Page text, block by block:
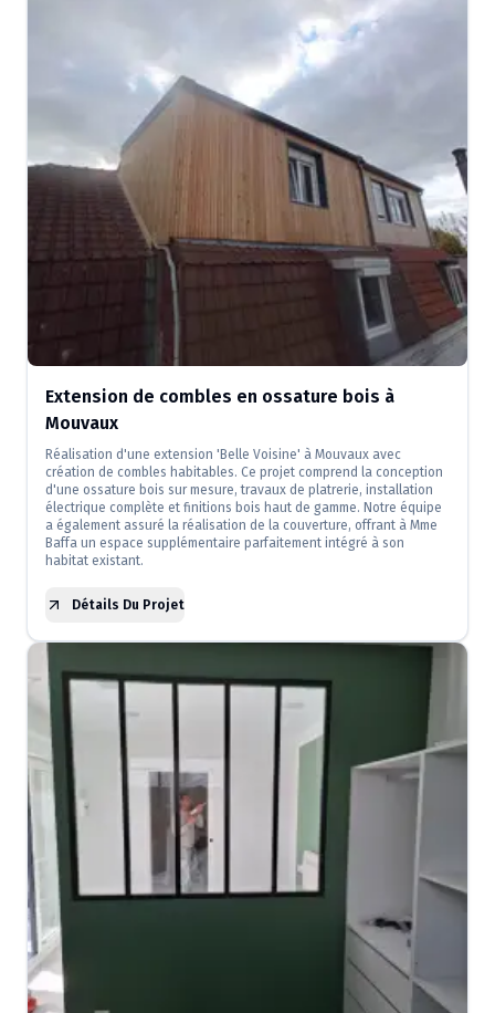
Extension de combles en ossature bois à
Mouvaux
Réalisation d'une extension 'Belle Voisine' à Mouvaux avec
création de combles habitables. Ce projet comprend la conception
d'une ossature bois sur mesure, travaux de platrerie, installation
électrique complète et finitions bois haut de gamme. Notre équipe
a également assuré la réalisation de la couverture, offrant à Mme
Baffa un espace supplémentaire parfaitement intégré à son
habitat existant.
Détails Du Projet